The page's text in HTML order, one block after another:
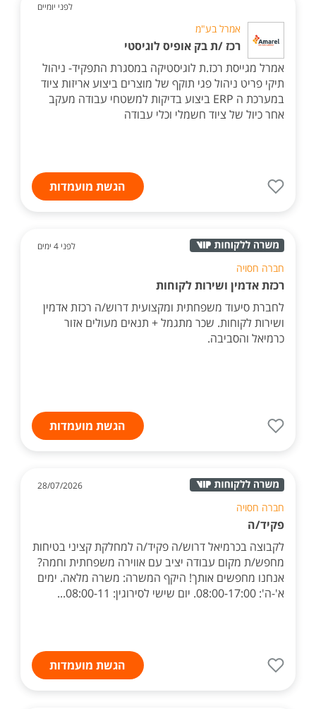
לפני יומיים
אמרל בע"מ
רכז /ת בק אופיס לוגיסטי
אמרל מגייסת רכז.ת לוגיסטיקה במסגרת התפקיד- ניהול
תיקי פריט ניהול פגי תוקף של מוצרים ביצוע אריזות ציוד
במערכת ה ERP ביצוע בדיקות למשטחי עבודה מעקב
אחר כיול של ציוד חשמלי וכלי עבודה
הגשת מועמדות
לפני 4 ימים
חברה חסויה
רכזת אדמין ושירות לקוחות
לחברת סיעוד משפחתית ומקצועית דרוש/ה רכזת אדמין
ושירות לקוחות. שכר מתגמל + תנאים מעולים אזור
כרמיאל והסביבה.
הגשת מועמדות
28/07/2026
חברה חסויה
פקיד/ה
לקבוצה בכרמיאל דרוש/ה פקיד/ה למחלקת קציני בטיחות
מחפש/ת מקום עבודה יציב עם אווירה משפחתית וחמה?
אנחנו מחפשים אותך! היקף המשרה: משרה מלאה. ימים
א'-ה': 08:00-17:00. יום שישי לסירוגין: 08:00-11...
הגשת מועמדות